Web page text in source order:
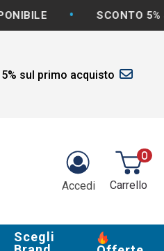
• SCONTO 5% SU PRIMO
sul primo acquisto
Accedi
0
Carrello
Scegli